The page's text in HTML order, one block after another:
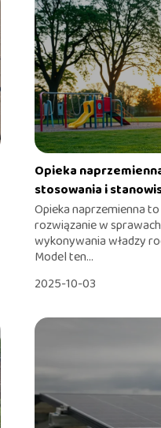
Opieka
stosowania i
Opieka naprzemienna
rozwiązanie w
wykonywania władzy
Model ten...
2025-10-03